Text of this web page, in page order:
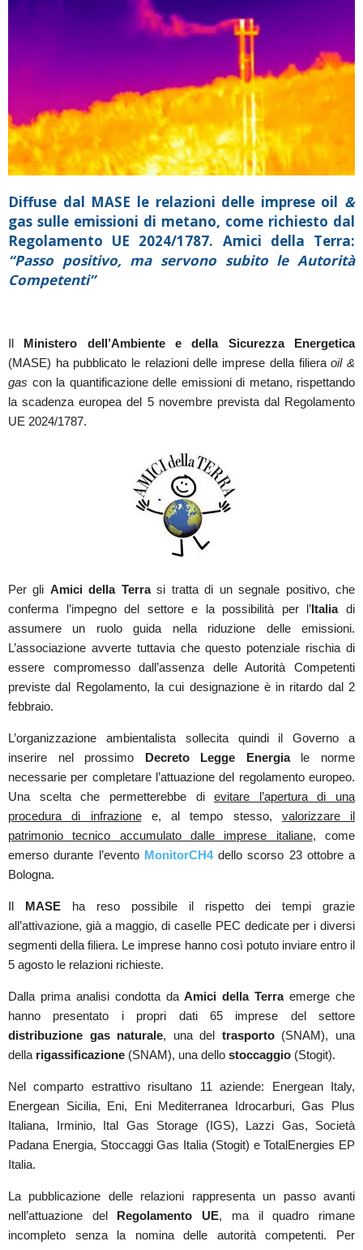
Diffuse dal MASE le relazioni delle imprese oil &
gas sulle emissioni di metano, come richiesto dal
Regolamento UE 2024/1787. Amici della Terra:
“Passo positivo, ma servono subito le Autorità
Competenti”
Il Ministero dell’Ambiente e della Sicurezza Energetica
(MASE) ha pubblicato le relazioni delle imprese della filieraoil &
gas con la quantificazione delle emissioni di metano, rispettando
la scadenza europea del 5 novembre prevista dal Regolamento
UE 2024/1787.
Per gli Amici della Terrasi tratta di un segnale positivo, che
conferma l’impegno del settore e la possibilità per l’Italiadi
assumere un ruolo guida nella riduzione delle emissioni.
L’associazione avverte tuttavia che questo potenziale rischia di
essere compromesso dall’assenza delle Autorità Competenti
previste dal Regolamento, la cui designazione è in ritardo dal 2
febbraio.
L’organizzazione ambientalista sollecita quindi il Governo a
inserire nel prossimo Decreto Legge Energiale norme
necessarie per completare l’attuazione del regolamento europeo.
Una scelta che permetterebbe dievitare l’apertura di una
procedura di infrazionee, al tempo stesso, valorizzare il
patrimonio tecnico accumulato dalle imprese italiane, come
emerso durante l’evento MonitorCH4dello scorso 23 ottobre a
Bologna.
Il MASE ha reso possibile il rispetto dei tempi grazie
all’attivazione, già a maggio, di caselle PEC dedicate per i diversi
segmenti della filiera. Le imprese hanno così potuto inviare entro il
5 agosto le relazioni richieste.
Dalla prima analisi condotta daAmici della Terraemerge che
hanno presentato i propri dati 65 imprese del settore
distribuzione gas naturale, una del trasporto(SNAM), una
della rigassificazione (SNAM), una dello stoccaggio (Stogit).
Nel comparto estrattivo risultano 11 aziende: Energean Italy,
Energean Sicilia, Eni, Eni Mediterranea Idrocarburi, Gas Plus
Italiana, Irminio, Ital Gas Storage (IGS), Lazzi Gas, Società
Padana Energia, Stoccaggi Gas Italia (Stogit) e TotalEnergies EP
Italia.
La pubblicazione delle relazioni rappresenta un passo avanti
nell’attuazione del Regolamento UE, ma il quadro rimane
incompleto senza la nomina delle autorità competenti. Per